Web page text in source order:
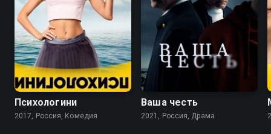
7.9
Психологини
2017, Россия, Комедия
8.2 7.2
Ваша честь
2021, Россия, Драма